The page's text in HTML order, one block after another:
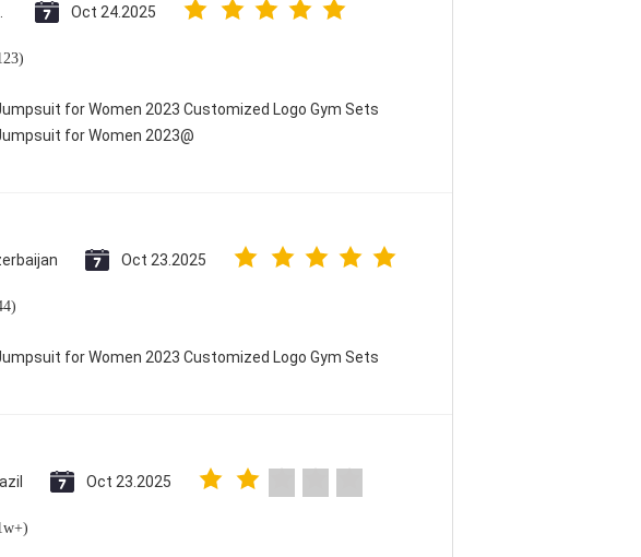
Oct 24.2025
for Women 2023 Customized Logo Gym Sets
for Women 2023@
Oct 23.2025
for Women 2023 Customized Logo Gym Sets
Oct 23.2025